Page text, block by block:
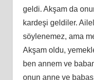
geldi. Akşamda
kardeşi geldiler.
söylenemez, ama
Akşamoldu,
ben annem ve
onun anne ve